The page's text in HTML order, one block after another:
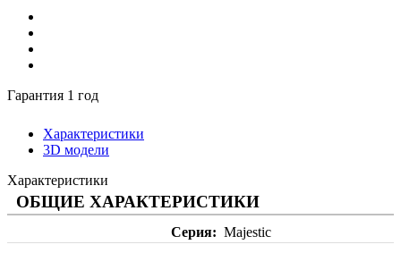
Гарантия 1 год
Характеристики
3D модели
Характеристики
ОБЩИЕ ХАРАКТЕРИСТИКИ
Серия Majestic